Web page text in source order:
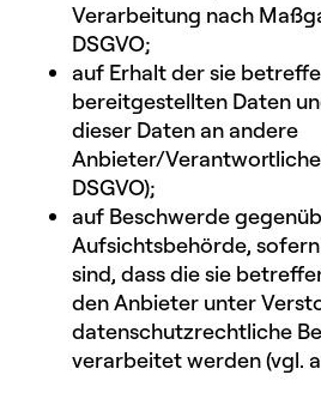
Verarbeitung nach
DSGVO;
auf Erhalt der sie
bereitgestellten Daten
dieser Daten an andere
Anbieter/Verantwortliche
DSGVO);
auf Beschwerde
Aufsichtsbehörde,
sind, dass die sie
den Anbieter unter
datenschutzrechtliche
verarbeitet werden (vgl.